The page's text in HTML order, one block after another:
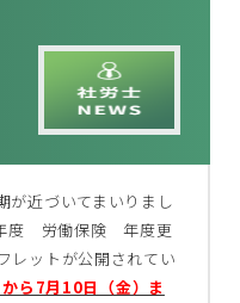
が近づいてまいりまし
度 労働保険 年度更
ットが公開されてい
ら7月10日（金）ま